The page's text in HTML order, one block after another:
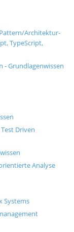
Architektur-
TypeScript,
- Grundlagenwissen
Driven
Analyse
Systems